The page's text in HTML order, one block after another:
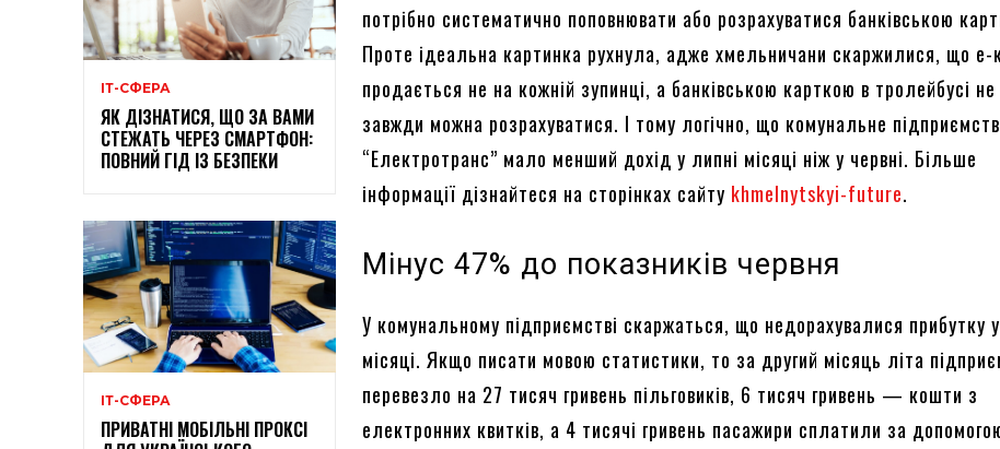
ІТ-СФЕРА
ЯК ДІЗНАТИСЯ, ЩО ЗА ВАМИ
СТЕЖАТЬ ЧЕРЕЗ СМАРТФОН:
ПОВНИЙ ГІД ІЗ БЕЗПЕКИ
ІТ-СФЕРА
ПРИВАТНІ МОБІЛЬНІ ПРОКСІ
потрібно систематично поповнювати або розрахуватися банківською
Проте ідеальна картинка рухнула, адже хмельничани скаржилися, що е-
продається не на кожній зупинці, а банківською карткою в тролейбусі не
завжди можна розрахуватися. І тому логічно, що комунальне
“Електротранс” мало менший дохід у липні місяці ніж у червні. Більше
інформації дізнайтеся на сторінках сайту khmelnytskyi-future.
Мінус 47% до показників червня
У комунальному підприємстві скаржаться, що недорахувалися прибутку
місяці. Якщо писати мовою статистики, то за другий місяць літа
перевезло на 27 тисяч гривень пільговиків, 6 тисяч гривень — кошти з
електронних квитків, а 4 тисячі гривень пасажири сплатили за